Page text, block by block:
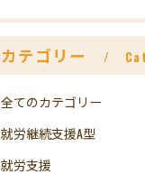
カテゴリー
全てのカテゴリー
就労継続支援A型
就労支援